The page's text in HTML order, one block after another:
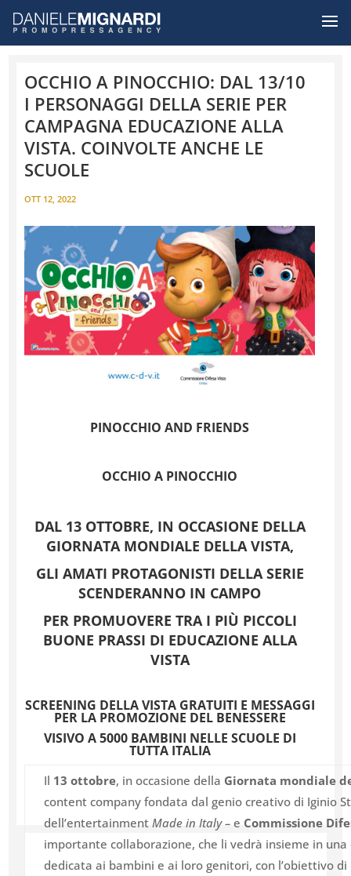
OCCHIO A PINOCCHIO: DAL 13/10
I PERSONAGGI DELLA SERIE PER
CAMPAGNA EDUCAZIONE ALLA
VISTA. COINVOLTE ANCHE LE
SCUOLE
OTT 12, 2022
PINOCCHIO AND FRIENDS
OCCHIO A PINOCCHIO
DAL 13 OTTOBRE, IN OCCASIONE DELLA
GIORNATA MONDIALE DELLA VISTA,
GLI AMATI PROTAGONISTI DELLA SERIE
SCENDERANNO IN CAMPO
PER PROMUOVERE TRA I PIÙ PICCOLI
BUONE PRASSI DI EDUCAZIONE ALLA
VISTA
SCREENING DELLA VISTA GRATUITI E MESSAGGI
PER LA PROMOZIONE DEL BENESSERE
VISIVO A 5000 BAMBINI NELLE SCUOLE DI
TUTTA ITALIA
Il 13 ottobre, in occasione della Giornata mondiale
content company fondata dal genio creativo di Iginio
dell’entertainmentMade in Italy –e Commissione
importante collaborazione, che li vedrà insieme in una
dedicata ai bambini e ai loro genitori, con l’obiettivo